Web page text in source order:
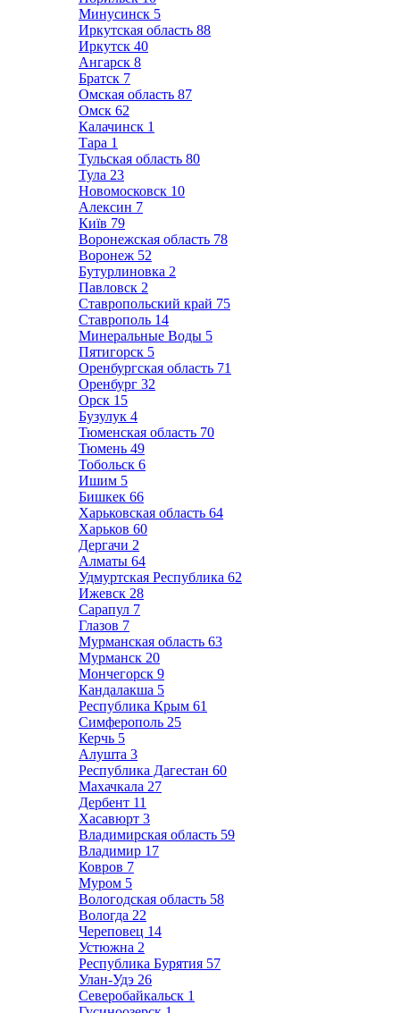
Минусинск 5
Иркутская область 88
Иркутск 40
Ангарск 8
Братск 7
Омская область 87
Омск 62
Калачинск 1
Тара 1
Тульская область 80
Тула 23
Новомосковск 10
Алексин 7
Київ 79
Воронежская область 78
Воронеж 52
Бутурлиновка 2
Павловск 2
Ставропольский край 75
Ставрополь 14
Минеральные Воды 5
Пятигорск 5
Оренбургская область 71
Оренбург 32
Орск 15
Бузулук 4
Тюменская область 70
Тюмень 49
Тобольск 6
Ишим 5
Бишкек 66
Харьковская область 64
Харьков 60
Дергачи 2
Алматы 64
Удмуртская Республика 62
Ижевск 28
Сарапул 7
Глазов 7
Мурманская область 63
Мурманск 20
Мончегорск 9
Кандалакша 5
Республика Крым 61
Симферополь 25
Керчь 5
Алушта 3
Республика Дагестан 60
Махачкала 27
Дербент 11
Хасавюрт 3
Владимирская область 59
Владимир 17
Ковров 7
Муром 5
Вологодская область 58
Вологда 22
Череповец 14
Устюжна 2
Республика Бурятия 57
Улан-Удэ 26
Северобайкальск 1